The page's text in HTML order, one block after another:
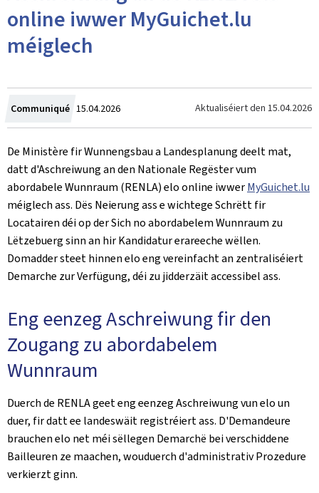
online iwwer MyGuichet.lu
méiglech
Communiqué Created
on
15.04.2026 Aktualiséiert den 15.04.2026
De Ministère fir Wunnengsbau a Landesplanung deelt mat,
datt d'Aschreiwung an den Nationale Regëster vum
abordabele Wunnraum (RENLA) elo online iwwerMyGuichet.lu
méiglech ass. Dës Neierung ass e wichtege Schrëtt fir
Locatairen déi op der Sich no abordabelem Wunnraum zu
Lëtzebuerg sinn an hir Kandidatur erareeche wëllen.
Domadder steet hinnen elo eng vereinfacht an zentraliséiert
Demarche zur Verfügung, déi zu jidderzäit accessibel ass.
Eng eenzeg Aschreiwung fir den
Zougang zu abordabelem
Wunnraum
Duerch de RENLA geet eng eenzeg Aschreiwung vun elo un
duer, fir datt ee landeswäit registréiert ass. D'Demandeure
brauchen elo net méi sëllegen Demarchë bei verschiddene
Bailleuren ze maachen, wouduerch d'administrativ Prozedure
verkierzt ginn.